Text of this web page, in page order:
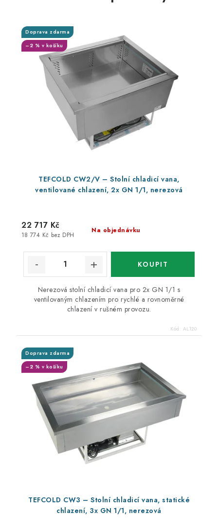
TEFCOLD CW2/V – Stolní chladicí vana,
ventilované chlazení, 2x GN 1/1, nerezová
Doprava zdarma
–2 % v košíku
Na objednávku
18 774 Kč bez DPH
22 717 Kč
Nerezová stolní chladicí vana pro 2x GN 1/1 s
ventilovaným chlazením pro rychlé a rovnoměrné
chlazení v rušném provozu.
Kód: AL120
TEFCOLD CW3 – Stolní chladicí vana, statické
chlazení, 3x GN 1/1, nerezová
Doprava zdarma
–2 % v košíku